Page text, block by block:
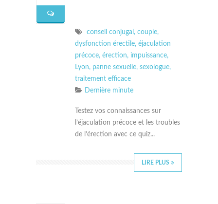
conseil conjugal , couple,
dysfonction érectile, éjaculation
précoce, érection, impuissance,
Lyon, panne sexuelle, sexologue,
traitement efficace
Dernière minute
Testez vos connaissances sur
l’éjaculation précoce et les troubles
de l’érection avec ce quiz...
LIRE PLUS